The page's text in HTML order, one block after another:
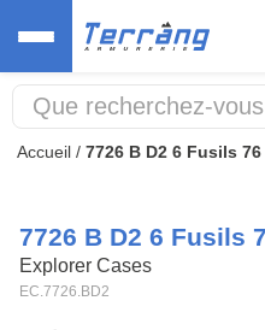
Accueil / 7726 B D2 6 Fusils 76
7726 B D2 6 Fusils
Explorer Cases
EC.7726.BD2